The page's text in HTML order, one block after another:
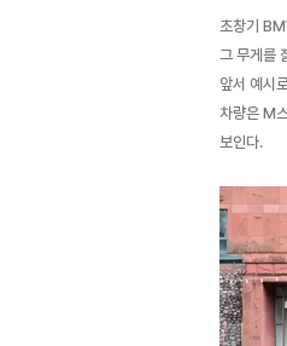
초창기
그 무게를
앞서 예시
차량은 M
보인다.